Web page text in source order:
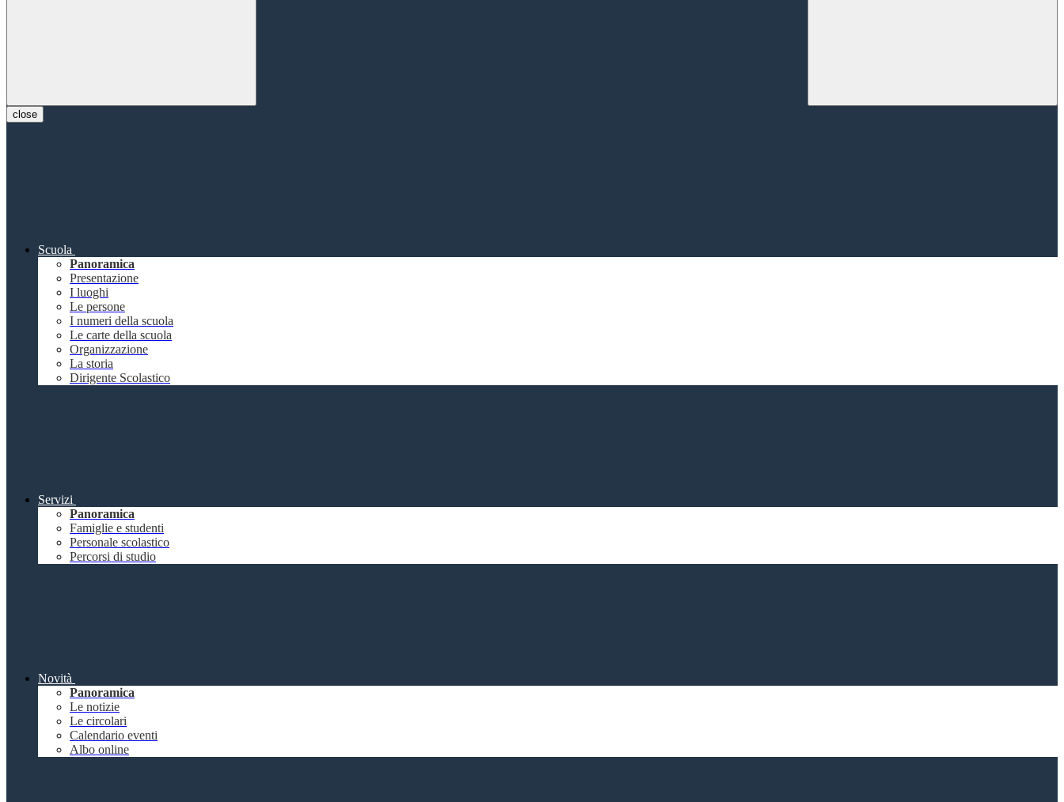
close
Scuola
Panoramica
Presentazione
I luoghi
Le persone
I numeri della scuola
Le carte della scuola
Organizzazione
La storia
Dirigente Scolastico
Servizi
Panoramica
Famiglie e studenti
Personale scolastico
Percorsi di studio
Novità
Panoramica
Le notizie
Le circolari
Calendario eventi
Albo online